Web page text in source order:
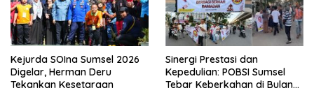
Kejurda SOIna Sumsel 2026
Digelar, Herman Deru
Tekankan Kesetaraan
Sinergi Prestasi dan
Kepedulian: POBSI Sumsel
Tebar Keberkahan di Bulan